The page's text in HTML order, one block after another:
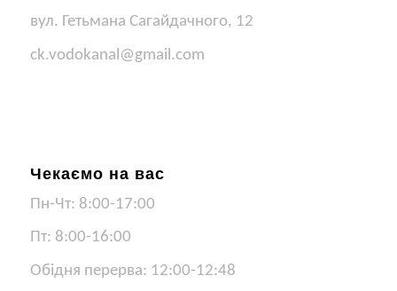
вул. Гетьмана Сагайдачного, 12
ck.vodokanal@gmail.com
Чекаємо на вас
Пн-Чт: 8:00-17:00
Пт: 8:00-16:00
Обідня перерва: 12:00-12:48